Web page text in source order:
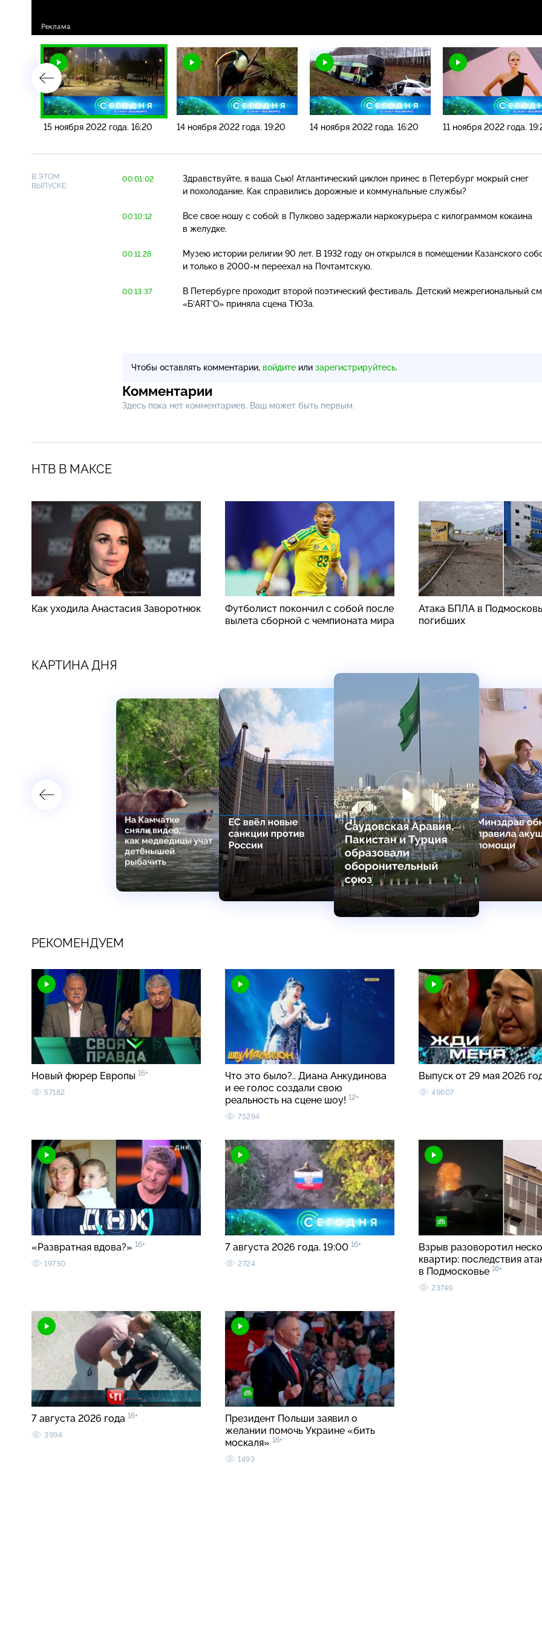
15 ноября 2022 года. 16:20 14 ноября 2022 года. 19:20 14 ноября 2022 года. 16:20 11 ноября 2022 года.
В ЭТОМ
ВЫПУСКЕ:
00:01:02
Здравствуйте, я ваша Сью! Атлантический циклон принес в Петербург мокрый снег
и похолодание. Как справились дорожные и коммунальные службы?
00:10:12
Все свое ношу с собой: в Пулково задержали наркокурьера с килограммом кокаина
в желудке.
00:11:28
Музею истории религии 90 лет. В 1932 году он открылся в помещении Казанского
и только в 2000-м переехал на Почтамтскую.
00:13:37
В Петербурге проходит второй поэтический фестиваль. Детский межрегиональный
«Б’ART’О» приняла сцена ТЮЗа.
Чтобы оставлять комментарии, войдите или зарегистрируйтесь.
Комментарии
Здесь пока нет комментариев, Ваш может быть первым.
НТВ В МАКСЕ
Как уходила Анастасия Заворотнюк
Футболист покончил с собой после
вылета сборной с чемпионата мира
Атака БПЛА в
погибших
КАРТИНА ДНЯ
РЕКОМЕНДУЕМ
Новый фюрер Европы 16+
57182
Что это было?.. Диана Анкудинова
и ее голос создали свою
реальность на сцене шоу! 12+
75294
Выпуск от 29 мая 2026
49607
«Развратная вдова?» 16+
19730
7 августа 2026 года. 19:00 16+
2724
Взрыв разоворотил
квартир: последствия
в Подмосковье 16+
23749
7 августа 2026 года 16+
3994
Президент Польши заявил о
желании помочь Украине «бить
москаля» 16+
1493